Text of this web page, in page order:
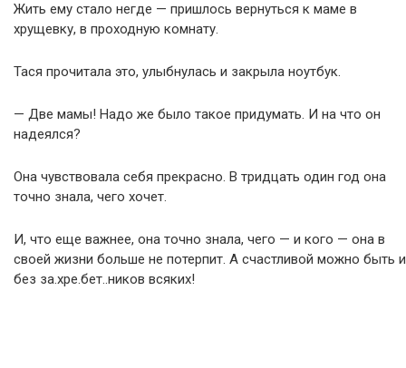
Жить ему стало негде — пришлось вернуться к маме в
хрущевку, в проходную комнату.
Тася прочитала это, улыбнулась и закрыла ноутбук.
— Две мамы! Надо же было такое придумать. И на что он
надеялся?
Она чувствовала себя прекрасно. В тридцать один год она
точно знала, чего хочет.
И, что еще важнее, она точно знала, чего — и кого — она в
своей жизни больше не потерпит. А счастливой можно быть и
без за.хре.бет..ников всяких!